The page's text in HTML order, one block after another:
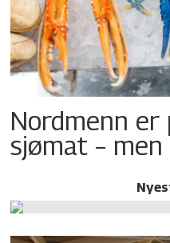
Nordmenn
sjømat –